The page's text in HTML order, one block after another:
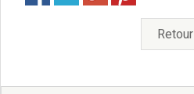
Services municipaux
Pour venir nous voir
administratives
Retour